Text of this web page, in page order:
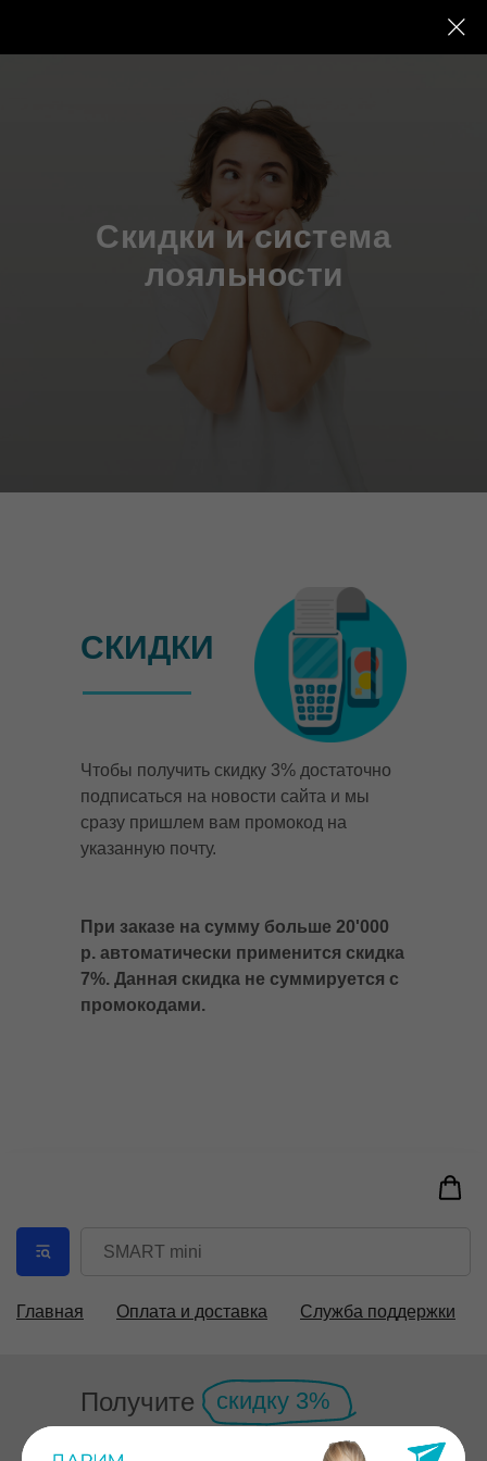
Скидки и система
лояльности
СКИДКИ
Чтобы получить скидку 3% достаточно
подписаться на новости сайта и мы
сразу пришлем вам промокод на
указанную почту.
При заказе на сумму больше 20'000
р. автоматически применится скидка
7%. Данная скидка не суммируется с
промокодами.
Главная Оплата и доставка Служба поддержки
Получите скидку 3%